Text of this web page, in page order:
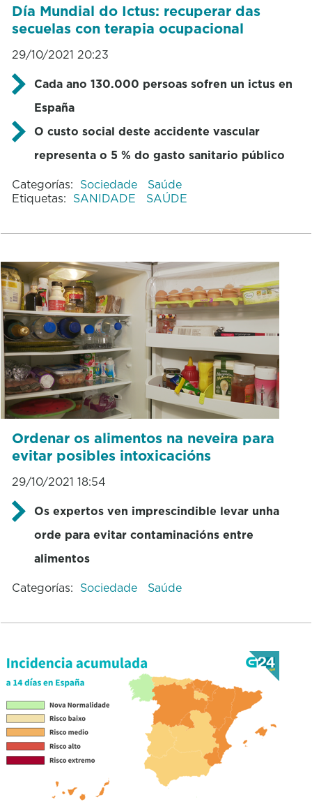
Día Mundial do Ictus: recuperar das
secuelas con terapia ocupacional
29/10/2021 20:23
Cada ano 130.000 persoas sofren un ictus en
España
O custo social deste accidente vascular
representa o 5 % do gasto sanitario público
Categorías: Sociedade
Saúde
Etiquetas: SANIDADE SAÚDE
Ordenar os alimentos na neveira para
evitar posibles intoxicacións
29/10/2021 18:54
Os expertos ven imprescindible levar unha
orde para evitar contaminacións entre
alimentos
Categorías: Sociedade Saúde